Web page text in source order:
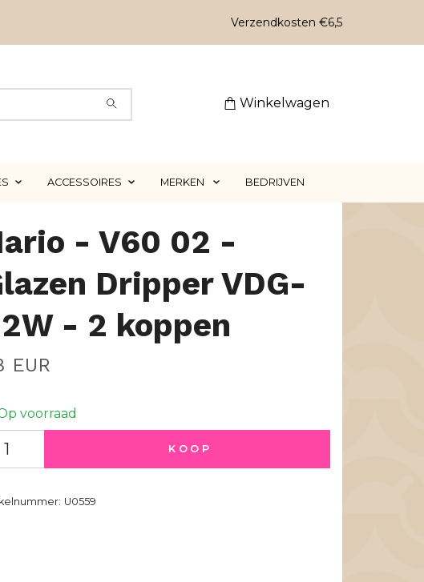
Verzendkosten €6,5
Winkelwagen
ACCESSOIRES MERKEN BEDRIJVEN
- V60 02 -
Dripper VDG-
- 2 koppen
EUR
voorraad
KOOP
U0559